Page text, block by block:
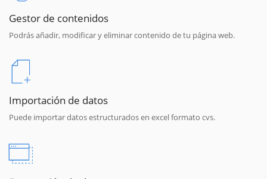
Gestor de contenidos
Podrás añadir, modificar y eliminar contenido de tu página web.
Importación de datos
Puede importar datos estructurados en excel formato cvs.